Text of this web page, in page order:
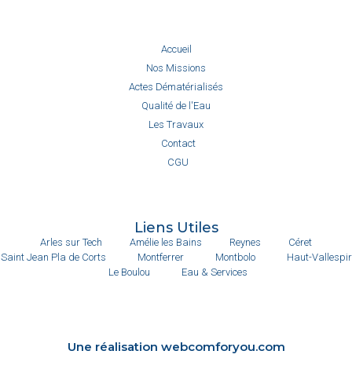
Accueil
Nos Missions
Actes Dématérialisés
Qualité de l'Eau
Les Travaux
Contact
CGU
Liens Utiles
Arles sur Tech Amélie les Bains Reynes
Céret
Saint Jean Pla de Corts
Montferrer Montbolo
Haut-Vallespir
Le Boulou
Eau & Services
Une réalisation webcomforyou.com